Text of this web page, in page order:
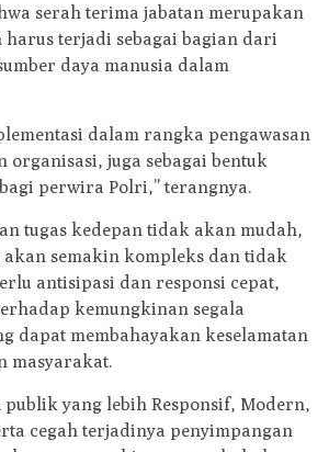
serah terima jabatan merupakan
harus terjadi sebagai bagian dari
daya manusia dalam
dalam rangka pengawasan
organisasi, juga sebagai bentuk
perwira Polri,” terangnya.
tugas kedepan tidak akan mudah,
semakin kompleks dan tidak
antisipasi dan responsi cepat,
kemungkinan segala
dapat membahayakan keselamatan
masyarakat.
yang lebih Responsif, Modern,
cegah terjadinya penyimpangan